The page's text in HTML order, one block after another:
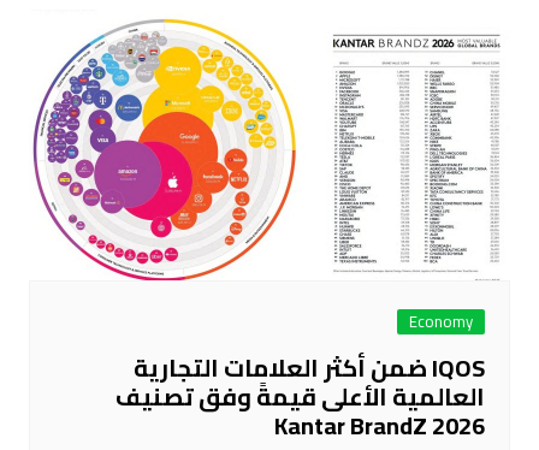
Economy
IQOS ضمن أكثر العلامات التجارية
العالمية الأعلى قيمةً وفق تصنيف
Kantar BrandZ 2026